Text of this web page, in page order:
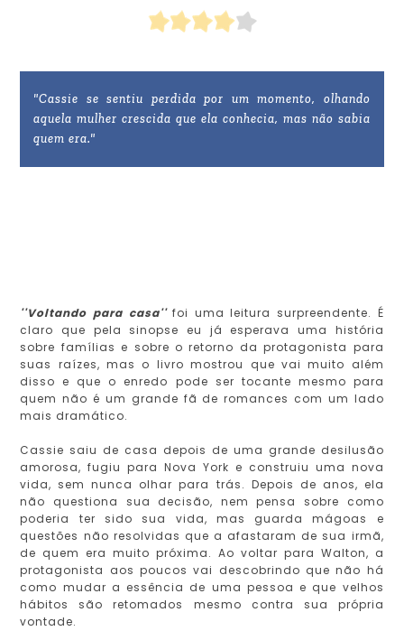
"Cassie se sentiu perdida por um momento, olhando
aquela mulher crescida que ela conhecia, mas não sabia
quem era."
''Voltando para casa''foi uma leitura surpreendente. É
claro que pela sinopse eu já esperava uma história
sobre famílias e sobre o retorno da protagonista para
suas raízes, mas o livro mostrou que vai muito além
disso e que o enredo pode ser tocante mesmo para
quem não é um grande fã de romances com um lado
mais dramático.
Cassie saiu de casa depois de uma grande desilusão
amorosa, fugiu para Nova York e construiu uma nova
vida, sem nunca olhar para trás. Depois de anos, ela
não questiona sua decisão, nem pensa sobre como
poderia ter sido sua vida, mas guarda mágoas e
questões não resolvidas que a afastaram de sua irmã,
de quem era muito próxima. Ao voltar para Walton, a
protagonista aos poucos vai descobrindo que não há
como mudar a essência de uma pessoa e que velhos
hábitos são retomados mesmo contra sua própria
vontade.